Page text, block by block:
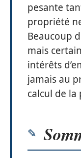
pesante
propriété
Beaucoup
mais
intérêts
jamais au
calcul de la